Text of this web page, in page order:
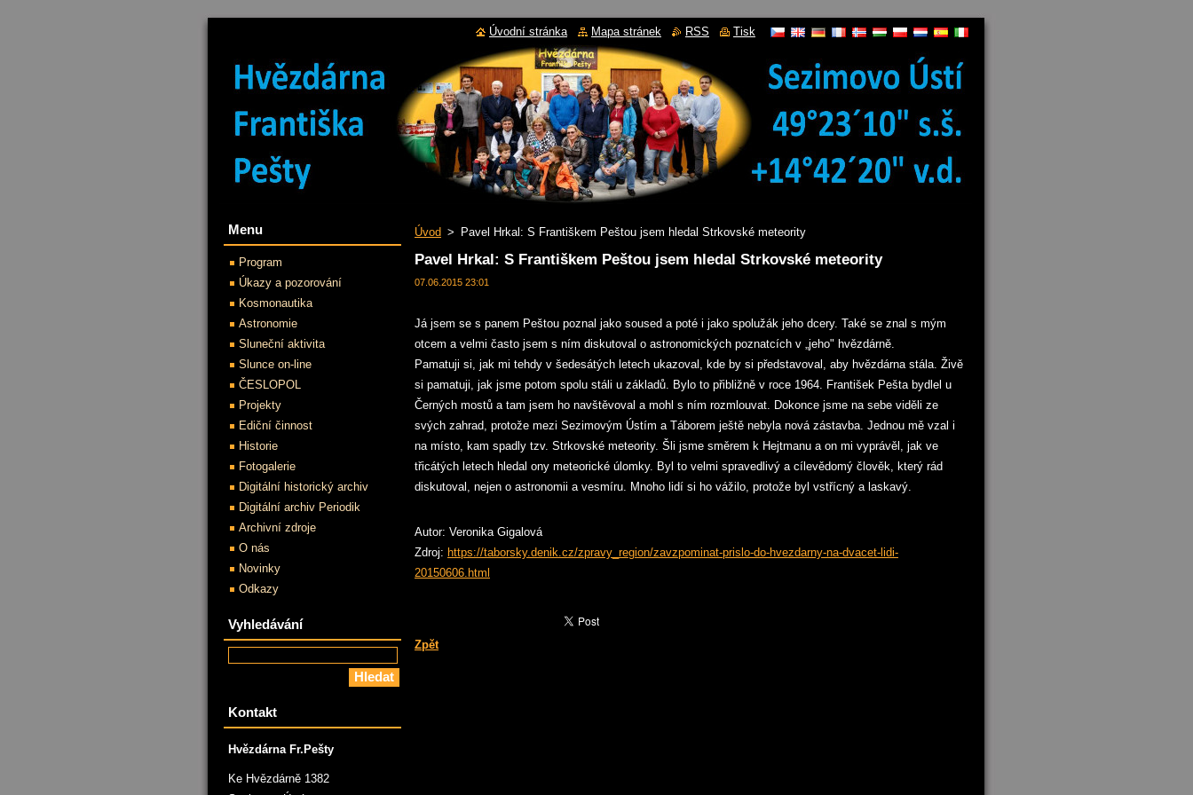
Úvod > Pavel Hrkal: S Františkem Peštou jsem hledal Strkovské meteority
Pavel Hrkal: S Františkem Peštou jsem hledal Strkovské meteority
07.06.2015 23:01
Já jsem se s panem Peštou poznal jako soused a poté i jako spolužák jeho dcery. Také se znal s mým
otcem a velmi často jsem s ním diskutoval o astronomických poznatcích v „jeho" hvězdárně.
Pamatuji si, jak mi tehdy v šedesátých letech ukazoval, kde by si představoval, aby hvězdárna stála. Živě
si pamatuji, jak jsme potom spolu stáli u základů. Bylo to přibližně v roce 1964. František Pešta bydlel u
Černých mostů a tam jsem ho navštěvoval a mohl s ním rozmlouvat. Dokonce jsme na sebe viděli ze
svých zahrad, protože mezi Sezimovým Ústím a Táborem ještě nebyla nová zástavba. Jednou mě vzal i
na místo, kam spadly tzv. Strkovské meteority. Šli jsme směrem k Hejtmanu a on mi vyprávěl, jak ve
třicátých letech hledal ony meteorické úlomky. Byl to velmi spravedlivý a cílevědomý člověk, který rád
diskutoval, nejen o astronomii a vesmíru. Mnoho lidí si ho vážilo, protože byl vstřícný a laskavý.
Autor: Veronika Gigalová
Zdroj: https://taborsky.denik.cz/zpravy_region/zavzpominat-prislo-do-hvezdarny-na-dvacet-lidi-
20150606.html
Zpět
Menu
Program
Úkazy a pozorování
Kosmonautika
Astronomie
Sluneční aktivita
Slunce on-line
ČESLOPOL
Projekty
Ediční činnost
Historie
Fotogalerie
Digitální historický archiv
Digitální archiv Periodik
Archivní zdroje
O nás
Novinky
Odkazy
Vyhledávání
Kontakt
Hvězdárna Fr.Pešty
Ke Hvězdárně 1382
Úvodní stránka Mapa stránek RSS Tisk